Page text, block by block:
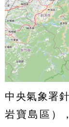
中央氣象署
岩寶島區）